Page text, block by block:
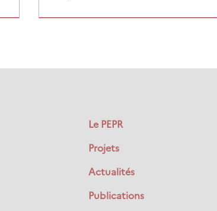
Le PEPR
Projets
Actualités
Publications